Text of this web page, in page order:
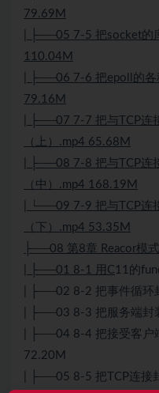
79.69M
| ├──05 7-5 把socket的
110.04M
| ├──06 7-6 把epoll的
79.16M
| ├──07 7-7 把与 TCP 连
（上）.mp4 65.68M
| ├──08 7-8 把与 TCP 连
（中）.mp4 168.19M
| └──09 7-9 把与TCP连
（下）.mp4 53.35M
├──08 第8章 Reacor模
| ├──01 8-1 用C 11的
| ├──02 8-2 把事件循环
| ├──03 8-3 把服务端封
| ├──04 8-4 把接受客户
72.20M
| ├──05 8-5 把TCP连接